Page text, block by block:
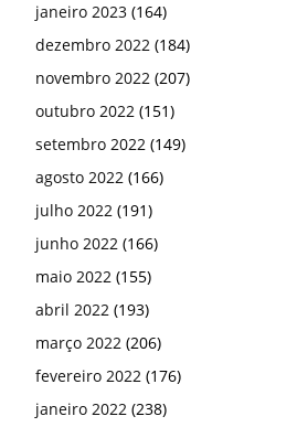
janeiro 2023 (164)
dezembro 2022 (184)
novembro 2022 (207)
outubro 2022 (151)
setembro 2022 (149)
agosto 2022 (166)
julho 2022 (191)
junho 2022 (166)
maio 2022 (155)
abril 2022 (193)
março 2022 (206)
fevereiro 2022 (176)
janeiro 2022 (238)